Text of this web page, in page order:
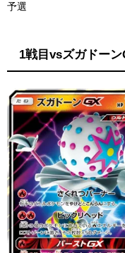
予選
1戦目vsズガドー